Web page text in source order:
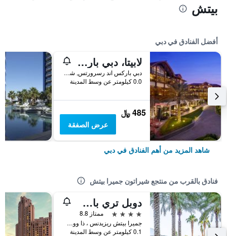
بيتش
أفضل الفنادق في دبي
لابيتا، دبي باركس آند ريزورتس، أوتوغراف كوليكشن
دبي باركس اند رسرورتس, شارع الشيخ زايد, دبي, الامارات العربية المتحدة
0.0 كيلومتر عن وسط المدينة
485 ﷼
عرض الصفقة
شاهد المزيد من أهم الفنادق في دبي
فنادق بالقرب من منتجع شيراتون جميرا بيتش
دوبل تري باي هيلتون دبي جميرا بيتش
4 نجوم
ممتاز 8.8
جميرا بيتش ريزيدنس ، ذا ووك, دبي, الامارات العربية المتحدة
0.1 كيلومتر عن وسط المدينة